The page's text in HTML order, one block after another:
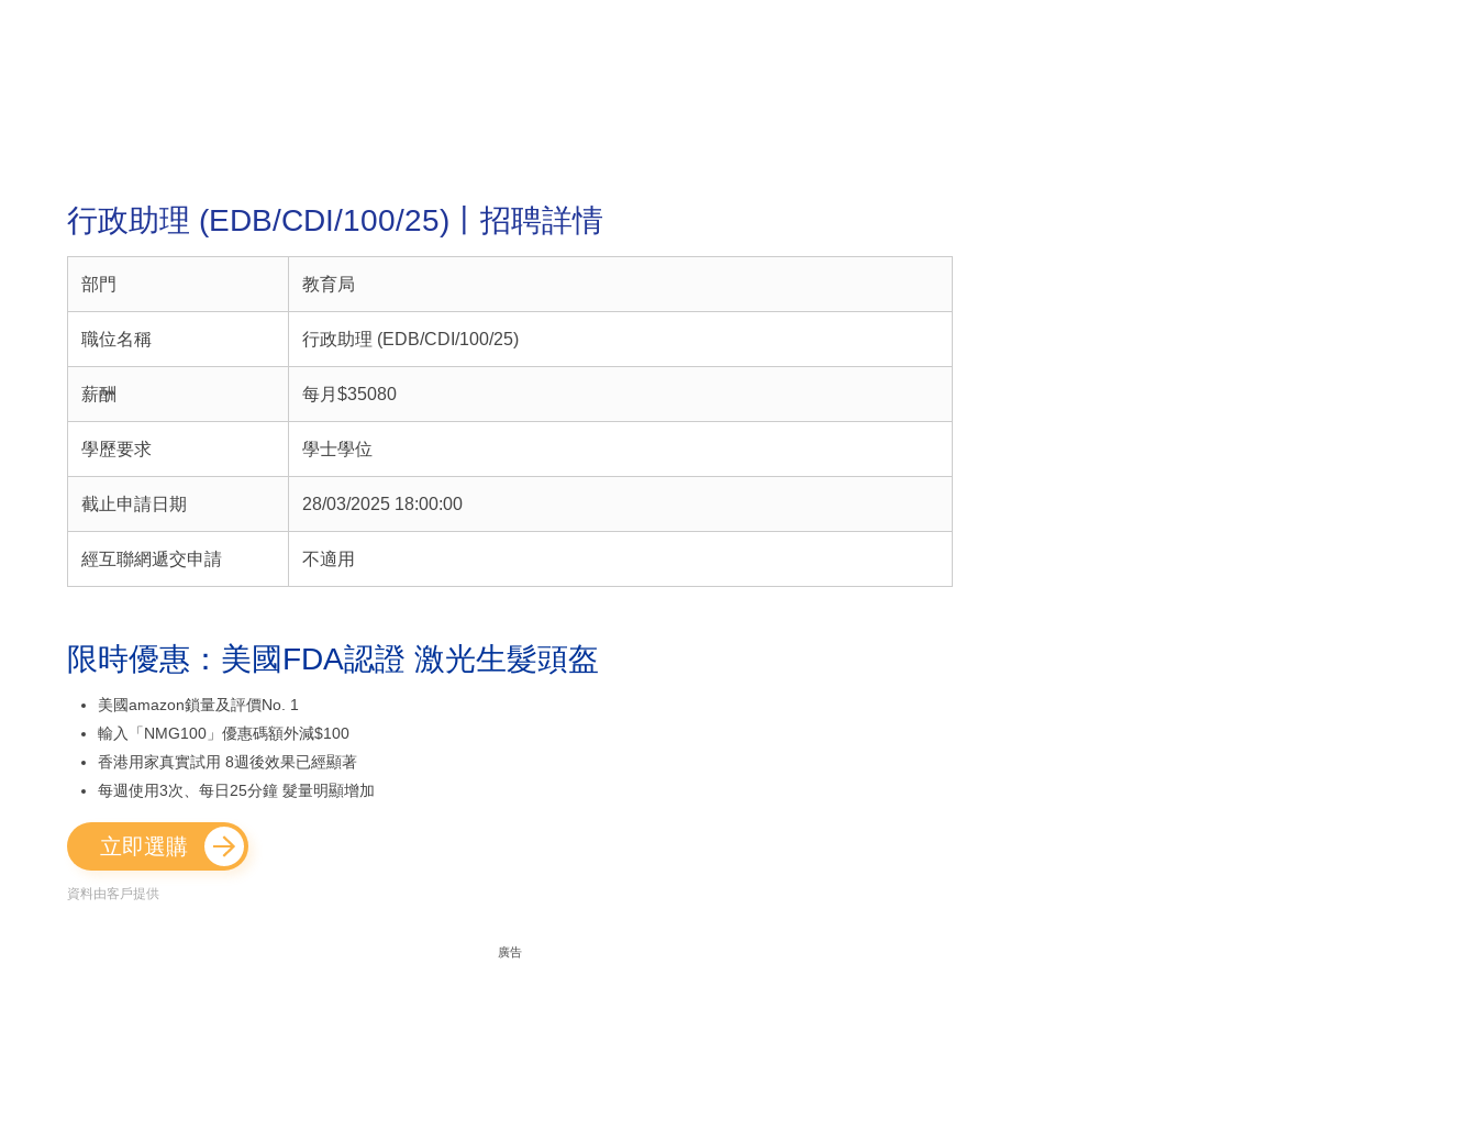
行政助理 (EDB/CDI/100/25)丨招聘詳情
部門 教育局
職位名稱 行政助理 (EDB/CDI/100/25)
薪酬 每月$35080
學歷要求 學士學位
截止申請日期 28/03/2025 18:00:00
經互聯網遞交申請 不適用
限時優惠：美國FDA認證 激光生髮頭盔
美國amazon鎖量及評價No. 1
輸入「NMG100」優惠碼額外減$100
香港用家真實試用 8週後效果已經顯著
每週使用3次、每日25分鐘 髮量明顯增加
立即選購
資料由客戶提供
廣告